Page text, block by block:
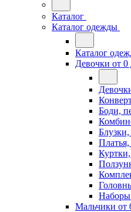
Каталог
Каталог одежды
Каталог
Девочки от 0
Боди,
Наборы
Мальчики от